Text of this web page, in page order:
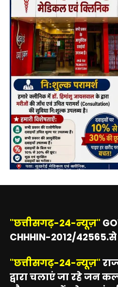
"छत्तीसगढ़-24-न्यूज़"
CHHHIN-2012/42565.से
"छत्तीसगढ़-24-न्यूज़"
द्वारा चलाएं जा रहे जन